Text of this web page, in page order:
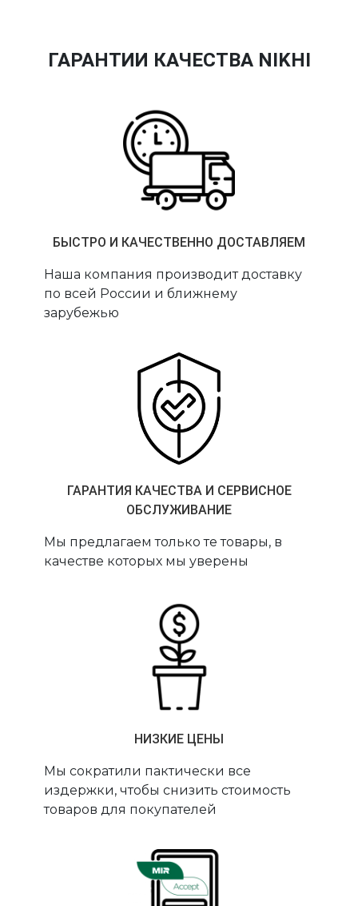
ГАРАНТИИ КАЧЕСТВА NIKHI
БЫСТРО И КАЧЕСТВЕННО ДОСТАВЛЯЕМ
Наша компания производит доставку
по всей России и ближнему
зарубежью
ГАРАНТИЯ КАЧЕСТВА И СЕРВИСНОЕ
ОБСЛУЖИВАНИЕ
Мы предлагаем только те товары, в
качестве которых мы уверены
НИЗКИЕ ЦЕНЫ
Мы сократили пактически все
издержки, чтобы снизить стоимость
товаров для покупателей